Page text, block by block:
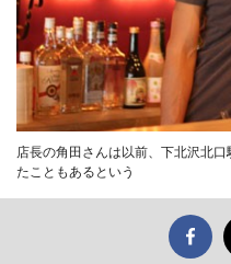
店長の角田さんは以前、下北沢北
たこともあるという